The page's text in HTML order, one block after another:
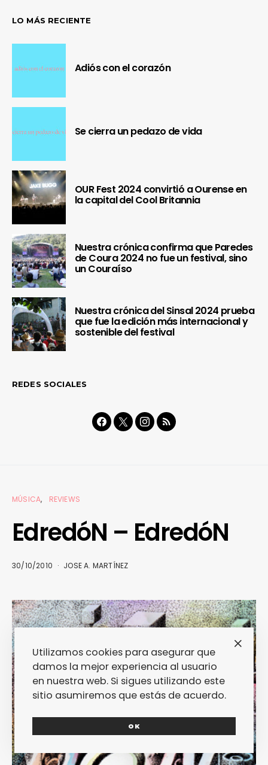
LO MÁS RECIENTE
Adiós con el corazón
Se cierra un pedazo de vida
OUR Fest 2024 convirtió a Ourense en
la capital del Cool Britannia
Nuestra crónica confirma que Paredes
de Coura 2024 no fue un festival, sino
un Couraíso
Nuestra crónica del Sinsal 2024 prueba
que fue la edición más internacional y
sostenible del festival
REDES SOCIALES
MÚSICA REVIEWS
EdredóN – EdredóN
30/10/2010 JOSE A. MARTÍNEZ
Utilizamos cookies para asegurar que
damos la mejor experiencia al usuario
en nuestra web. Si sigues utilizando este
sitio asumiremos que estás de acuerdo.
OK